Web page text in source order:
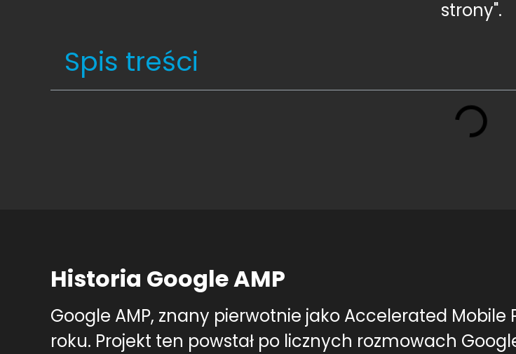
strony".
Spis treści
Historia Google AMP
Google AMP, znany pierwotnie jako Accelerated Mobile
roku. Projekt ten powstał po licznych rozmowach